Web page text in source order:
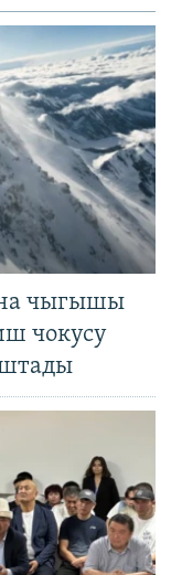
чыгышы
чокусу